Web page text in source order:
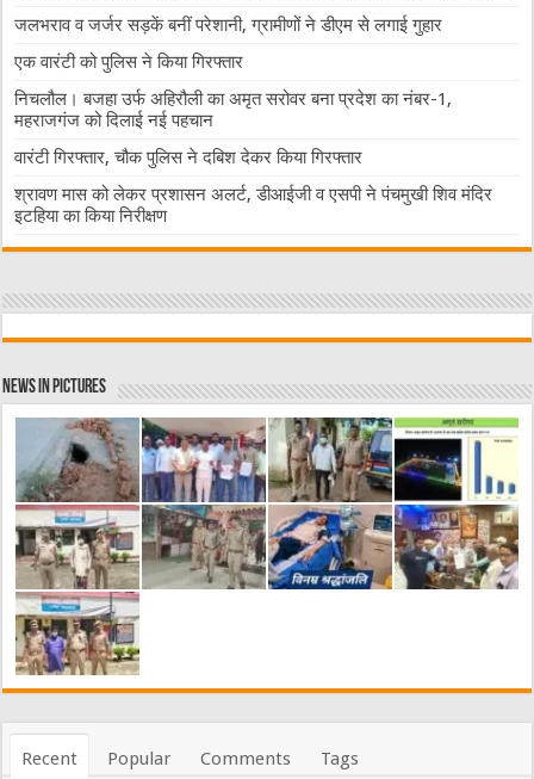
जलभराव व जर्जर सड़कें बनीं परेशानी, ग्रामीणों ने डीएम से लगाई गुहार
एक वारंटी को पुलिस ने किया गिरफ्तार
निचलौल। बजहा उर्फ अहिरौली का अमृत सरोवर बना प्रदेश का नंबर-1,
महराजगंज को दिलाई नई पहचान
वारंटी गिरफ्तार, चौक पुलिस ने दबिश देकर किया गिरफ्तार
श्रावण मास को लेकर प्रशासन अलर्ट, डीआईजी व एसपी ने पंचमुखी शिव मंदिर
इटहिया का किया निरीक्षण
News in Pictures
Recent Popular Comments Tags